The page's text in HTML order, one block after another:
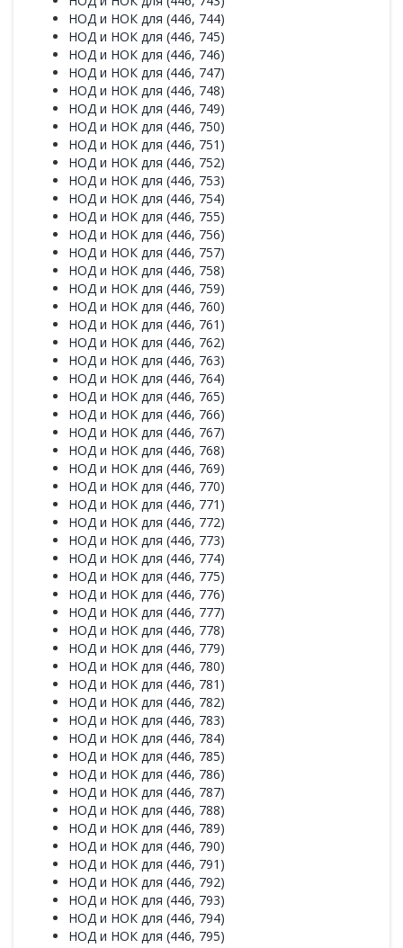
НОД и НОК для (446, 744)
НОД и НОК для (446, 745)
НОД и НОК для (446, 746)
НОД и НОК для (446, 747)
НОД и НОК для (446, 748)
НОД и НОК для (446, 749)
НОД и НОК для (446, 750)
НОД и НОК для (446, 751)
НОД и НОК для (446, 752)
НОД и НОК для (446, 753)
НОД и НОК для (446, 754)
НОД и НОК для (446, 755)
НОД и НОК для (446, 756)
НОД и НОК для (446, 757)
НОД и НОК для (446, 758)
НОД и НОК для (446, 759)
НОД и НОК для (446, 760)
НОД и НОК для (446, 761)
НОД и НОК для (446, 762)
НОД и НОК для (446, 763)
НОД и НОК для (446, 764)
НОД и НОК для (446, 765)
НОД и НОК для (446, 766)
НОД и НОК для (446, 767)
НОД и НОК для (446, 768)
НОД и НОК для (446, 769)
НОД и НОК для (446, 770)
НОД и НОК для (446, 771)
НОД и НОК для (446, 772)
НОД и НОК для (446, 773)
НОД и НОК для (446, 774)
НОД и НОК для (446, 775)
НОД и НОК для (446, 776)
НОД и НОК для (446, 777)
НОД и НОК для (446, 778)
НОД и НОК для (446, 779)
НОД и НОК для (446, 780)
НОД и НОК для (446, 781)
НОД и НОК для (446, 782)
НОД и НОК для (446, 783)
НОД и НОК для (446, 784)
НОД и НОК для (446, 785)
НОД и НОК для (446, 786)
НОД и НОК для (446, 787)
НОД и НОК для (446, 788)
НОД и НОК для (446, 789)
НОД и НОК для (446, 790)
НОД и НОК для (446, 791)
НОД и НОК для (446, 792)
НОД и НОК для (446, 793)
НОД и НОК для (446, 794)
НОД и НОК для (446, 795)